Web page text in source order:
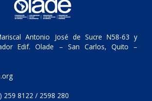
Antonio José de Sucre N58-63 y
Edif. Olade – San Carlos, Quito –
259 8122 / 2598 280